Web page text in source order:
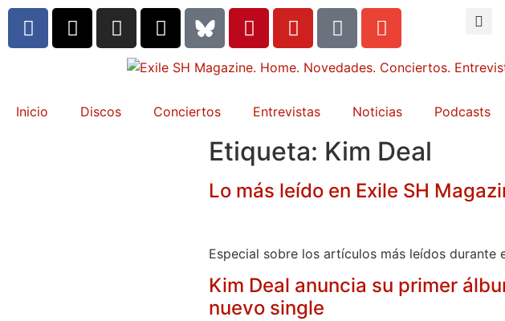
Inicio Discos Conciertos Entrevistas Noticias Podcasts
Etiqueta: Kim Deal
Lo más leído en Exile SH
Especial sobre los artículos más leídos durante
Kim Deal anuncia su primer
nuevo single